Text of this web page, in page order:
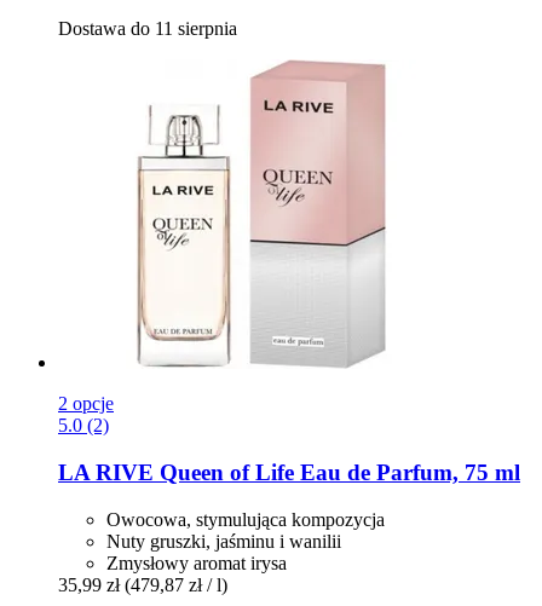
Dostawa do 11 sierpnia
2 opcje
5.0 (2)
LA RIVE Queen of Life Eau de Parfum, 75 ml
Owocowa, stymulująca kompozycja
Nuty gruszki, jaśminu i wanilii
Zmysłowy aromat irysa
35,99 zł (479,87 zł / l)